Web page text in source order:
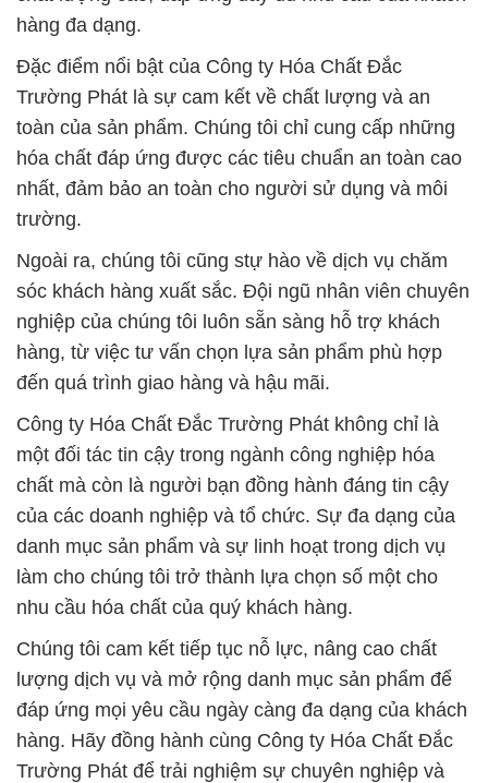
hàng đa dạng.
Đặc điểm nổi bật của Công ty Hóa Chất Đắc
Trường Phát là sự cam kết về chất lượng và an
toàn của sản phẩm. Chúng tôi chỉ cung cấp những
hóa chất đáp ứng được các tiêu chuẩn an toàn cao
nhất, đảm bảo an toàn cho người sử dụng và môi
trường.
Ngoài ra, chúng tôi cũng stự hào về dịch vụ chăm
sóc khách hàng xuất sắc. Đội ngũ nhân viên chuyên
nghiệp của chúng tôi luôn sẵn sàng hỗ trợ khách
hàng, từ việc tư vấn chọn lựa sản phẩm phù hợp
đến quá trình giao hàng và hậu mãi.
Công ty Hóa Chất Đắc Trường Phát không chỉ là
một đối tác tin cậy trong ngành công nghiệp hóa
chất mà còn là người bạn đồng hành đáng tin cậy
của các doanh nghiệp và tổ chức. Sự đa dạng của
danh mục sản phẩm và sự linh hoạt trong dịch vụ
làm cho chúng tôi trở thành lựa chọn số một cho
nhu cầu hóa chất của quý khách hàng.
Chúng tôi cam kết tiếp tục nỗ lực, nâng cao chất
lượng dịch vụ và mở rộng danh mục sản phẩm để
đáp ứng mọi yêu cầu ngày càng đa dạng của khách
hàng. Hãy đồng hành cùng Công ty Hóa Chất Đắc
Trường Phát để trải nghiệm sự chuyên nghiệp và